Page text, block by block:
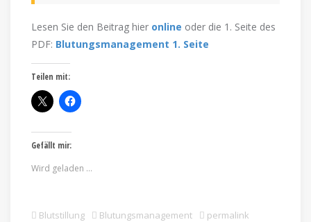
Lesen Sie den Beitrag hier online oder die 1. Seite des
PDF: Blutungsmanagement 1. Seite
Teilen mit:
Gefällt mir:
Wird geladen …
Blutstillung Blutungsmanagement permalink